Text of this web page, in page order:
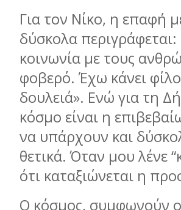
Για τον Νίκο, η επαφή
δύσκολα περιγράφεται:
κοινωνία µε τους
φοβερό. Έχω κάνει
δουλειά». Ενώ για τη
κόσµο είναι η
να υπάρχουν και
θετικά. Όταν µου λένε
ότι καταξιώνεται η
Ο κόσµος, συµφωνούν